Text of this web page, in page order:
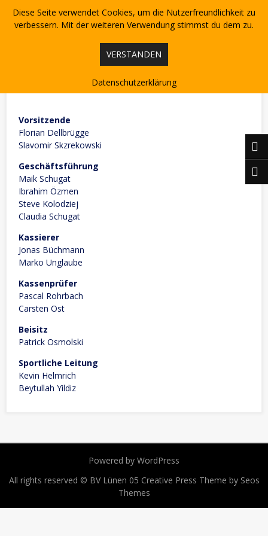
content
Vorstand
Vorsitzende
Florian Dellbrügge
Slavomir Skzrekowski
Geschäftsführung
Maik Schugat
Ibrahim Özmen
Steve Kolodziej
Claudia Schugat
Kassierer
Jonas Büchmann
Marko Unglaube
Kassenprüfer
Pascal Rohrbach
Carsten Ost
Beisitz
Patrick Osmolski
Sportliche Leitung
Kevin Helmrich
Beytullah Yildiz
Powered by WordPress
All rights reserved © BV Lünen 05 Creative Press Theme by Seos
Themes
Diese Seite verwendet Cookies, um die Nutzerfreundlichkeit zu
verbessern. Mit der weiteren Verwendung stimmst du dem zu.
VERSTANDEN
Datenschutzerklärung